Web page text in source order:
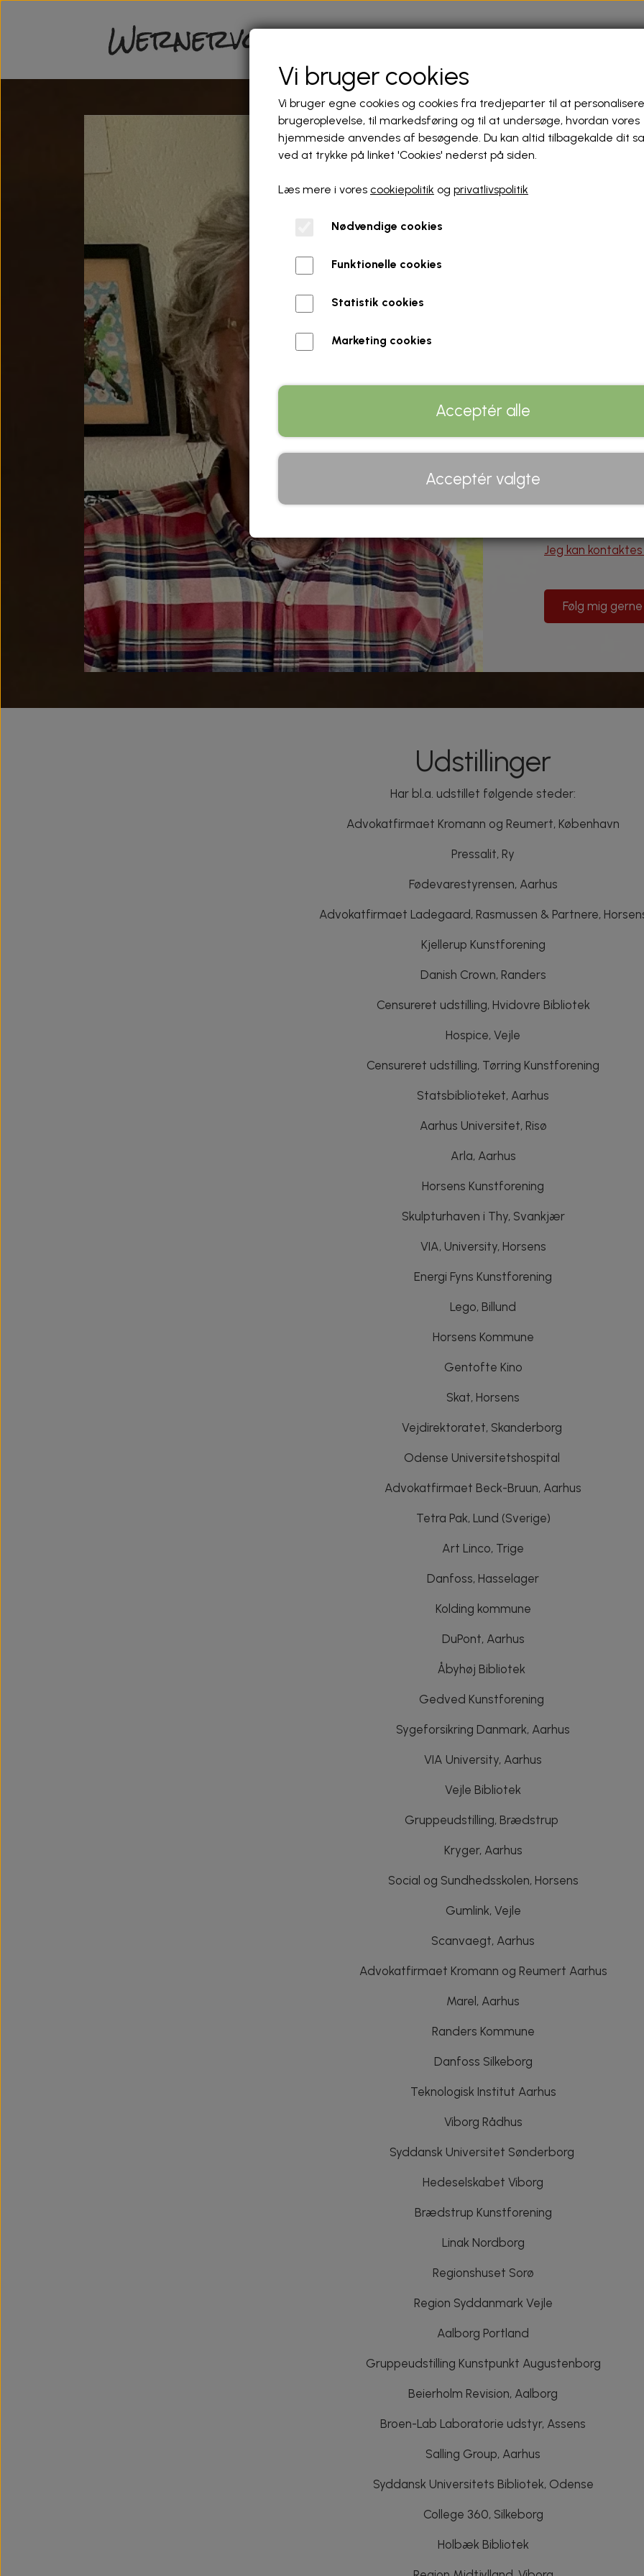
materialer
mange steder.
nedenfor.
mine værker.
Jeg kan
Følg mig
Udstillinger
Har bl.a. udstillet følgende steder:
Advokatfirmaet Kromann og Reumert, København
Pressalit, Ry
Fødevarestyrensen, Aarhus
Advokatfirmaet Ladegaard, Rasmussen & Partnere,
Kjellerup Kunstforening
Danish Crown, Randers
Censureret udstilling, Hvidovre Bibliotek
Hospice, Vejle
Censureret udstilling, Tørring Kunstforening
Statsbiblioteket, Aarhus
Aarhus Universitet, Risø
Arla, Aarhus
Horsens Kunstforening
Skulpturhaven i Thy, Svankjær
VIA, University, Horsens
Energi Fyns Kunstforening
Lego, Billund
Horsens Kommune
Gentofte Kino
Skat, Horsens
Vejdirektoratet, Skanderborg
Odense Universitetshospital
Advokatfirmaet Beck-Bruun, Aarhus
Tetra Pak, Lund (Sverige)
Art Linco, Trige
Danfoss, Hasselager
Kolding kommune
DuPont, Aarhus
Åbyhøj Bibliotek
Gedved Kunstforening
Sygeforsikring Danmark, Aarhus
VIA University, Aarhus
Vejle Bibliotek
Gruppeudstilling, Brædstrup
Kryger, Aarhus
Social og Sundhedsskolen, Horsens
Gumlink, Vejle
Scanvaegt, Aarhus
Advokatfirmaet Kromann og Reumert Aarhus
Marel, Aarhus
Randers Kommune
Danfoss Silkeborg
Teknologisk Institut Aarhus
Viborg Rådhus
Syddansk Universitet Sønderborg
Hedeselskabet Viborg
Brædstrup Kunstforening
Linak Nordborg
Regionshuset Sorø
Region Syddanmark Vejle
Aalborg Portland
Gruppeudstilling Kunstpunkt Augustenborg
Beierholm Revision, Aalborg
Broen-Lab Laboratorie udstyr, Assens
Salling Group, Aarhus
Syddansk Universitets Bibliotek, Odense
College 360, Silkeborg
Holbæk Bibliotek
Vi bruger cookies
Vi bruger egne cookies og cookies fra tredjeparter til at
brugeroplevelse, til markedsføring og til at undersøge, hvordan vores
hjemmeside anvendes af besøgende. Du kan altid tilbagekalde dit
ved at trykke på linket 'Cookies' nederst på siden.
Læs mere i vores cookiepolitik og privatlivspolitik
Nødvendige cookies
Funktionelle cookies
Statistik cookies
Marketing cookies
Acceptér alle
Acceptér valgte